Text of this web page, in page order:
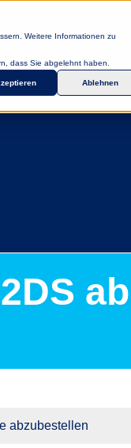
Weitere Informationen zu
dass Sie abgelehnt haben.
Ablehnen